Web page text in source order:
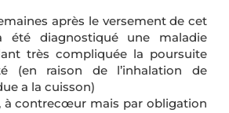
après le versement de cet
été diagnostiqué une maladie
très compliquée la poursuite
(en raison de l’inhalation de
a la cuisson)
à contrecœur mais par obligation